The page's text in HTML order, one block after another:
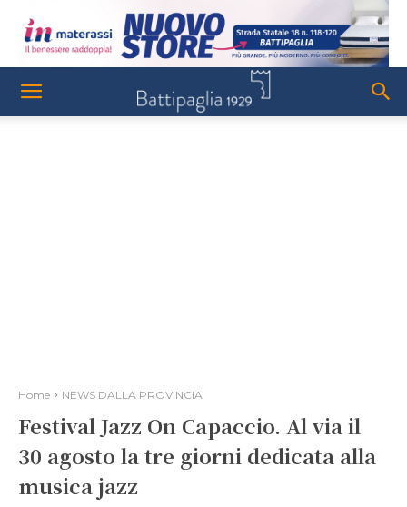
Home NEWS DALLA PROVINCIA
Festival Jazz On Capaccio. Al via il
30 agosto la tre giorni dedicata alla
musica jazz